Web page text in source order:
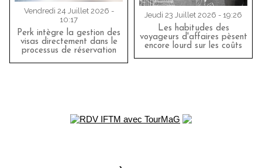
Vendredi 24 Juillet 2026 -
10:17
Perk intègre la gestion des
visas directement dans le
processus de réservation
Jeudi 23 Juillet 2026 - 19:26
Les habitudes des
voyageurs d'affaires pèsent
encore lourd sur les coûts